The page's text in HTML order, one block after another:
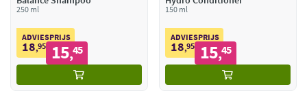
250 ml
ADVIESPRIJS
18,95 15,45
150 ml
ADVIESPRIJS
18,95 15,45